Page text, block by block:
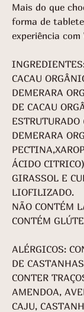
Mais do que
forma de
experiência com
CACAU
DEMERARA
DE CACAU
ESTRUTURADO
DEMERARA
ÁCIDO
GIRASSOL E
LIOFILIZADO.
NÃO CONTÉM
CONTÉM
ALÉRGICOS:
DE
CONTER
AMENDOA,
CAJU,